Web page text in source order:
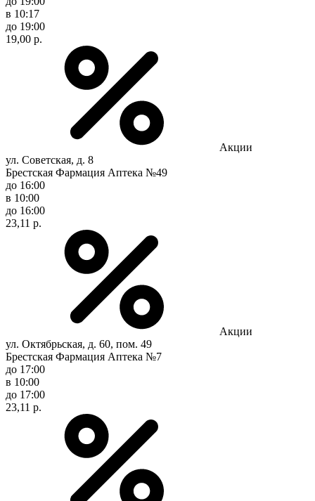
в 10:17
до 19:00
19,00 р.
Акции
ул. Советская, д. 8
Брестская Фармация Аптека №49
до 16:00
в 10:00
до 16:00
23,11 р.
Акции
ул. Октябрьская, д. 60, пом. 49
Брестская Фармация Аптека №7
до 17:00
в 10:00
до 17:00
23,11 р.